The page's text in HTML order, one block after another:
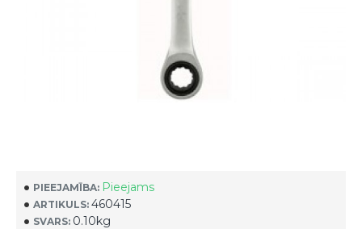
PIEEJAMĪBA: Pieejams
ARTIKULS: 460415
SVARS: 0.10kg